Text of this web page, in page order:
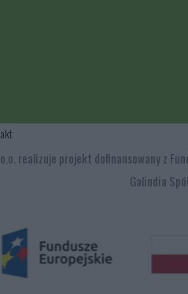
realizuje projekt dofinansowany z
Galindia